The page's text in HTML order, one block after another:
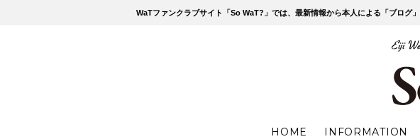
WaTファンクラブサイト「So WaT?」では、最新情報から本人による「ブログ
HOME INFORMATION